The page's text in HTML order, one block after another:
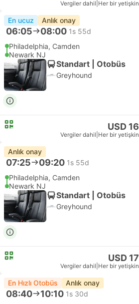
Vergiler dahil Her bir yetişkin
En ucuz Anlık onay
06:05 08:00 1s 55d
Philadelphia, Camden
Newark NJ
Standart | Otobüs
Greyhound
USD 16
Vergiler dahil Her bir yetişkin
Anlık onay
07:25 09:20 1s 55d
Philadelphia, Camden
Newark NJ
Standart | Otobüs
Greyhound
USD 17
Vergiler dahil Her bir yetişkin
En Hızlı Otobüs Anlık onay
08:40 10:10 1s 30d